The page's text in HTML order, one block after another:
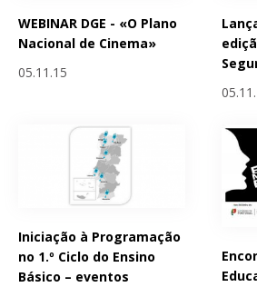
WEBINAR DGE - «O Plano
Nacional de Cinema»
05.11.15
Iniciação à Programação
no 1.º Ciclo do Ensino
Básico – eventos